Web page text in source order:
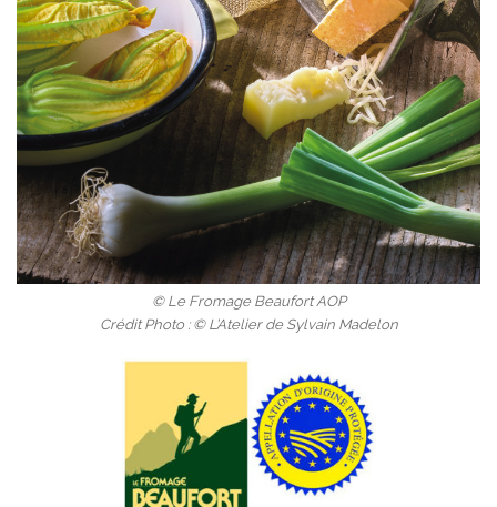
© Le Fromage Beaufort AOP
Crédit Photo : © L’Atelier de Sylvain Madelon